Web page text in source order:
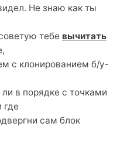
Не знаю как ты
тебе вычитать
с клонированием б/у-
в порядке с точками
где
сам блок